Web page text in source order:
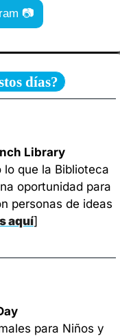
📷
días?
Library
que la Biblioteca
oportunidad para
personas de ideas
aquí]
para Niños y